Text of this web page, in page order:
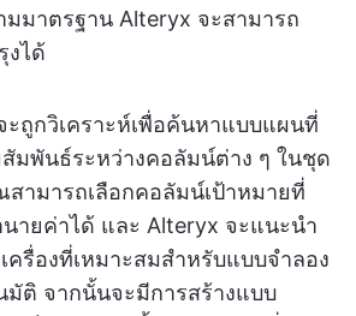
มมาตรฐาน Alteryx จะสามารถ
งได้
ะถูกวิเคราะห์เพื่อค้นหาแบบแผนที่
มพันธ์ระหว่างคอลัมน์ต่าง ๆ ในชุด
ามารถเลือกคอลัมน์เป้าหมายที่
ายค่าได้ และ Alteryx จะแนะนำ
ครื่องที่เหมาะสมสำหรับแบบจำลอง
ติ จากนั้นจะมีการสร้างแบบ